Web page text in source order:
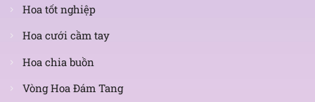
Hoa tốt nghiệp
Hoa cưới cầm tay
Hoa chia buồn
Vòng Hoa Đám Tang